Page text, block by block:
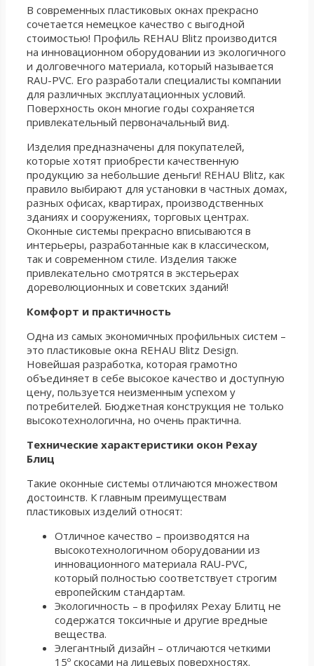
В современных пластиковых окнах прекрасно
сочетается немецкое качество с выгодной
стоимостью! Профиль REHAU Blitz производится
на инновационном оборудовании из экологичного
и долговечного материала, который называется
RAU-PVC. Его разработали специалисты компании
для различных эксплуатационных условий.
Поверхность окон многие годы сохраняется
привлекательный первоначальный вид.
Изделия предназначены для покупателей,
которые хотят приобрести качественную
продукцию за небольшие деньги! REHAU Blitz, как
правило выбирают для установки в частных домах,
разных офисах, квартирах, производственных
зданиях и сооружениях, торговых центрах.
Оконные системы прекрасно вписываются в
интерьеры, разработанные как в классическом,
так и современном стиле. Изделия также
привлекательно смотрятся в экстерьерах
дореволюционных и советских зданий!
Комфорт и практичность
Одна из самых экономичных профильных систем –
это пластиковые окна REHAU Blitz Design.
Новейшая разработка, которая грамотно
объединяет в себе высокое качество и доступную
цену, пользуется неизменным успехом у
потребителей. Бюджетная конструкция не только
высокотехнологична, но очень практична.
Технические характеристики окон Рехау
Блиц
Такие оконные системы отличаются множеством
достоинств. К главным преимуществам
пластиковых изделий относят:
Отличное качество – производятся на
высокотехнологичном оборудовании из
инновационного материала RAU-PVC,
который полностью соответствует строгим
европейским стандартам.
Экологичность – в профилях Рехау Блитц не
содержатся токсичные и другие вредные
вещества.
Элегантный дизайн – отличаются четкими
15º скосами на лицевых поверхностях.